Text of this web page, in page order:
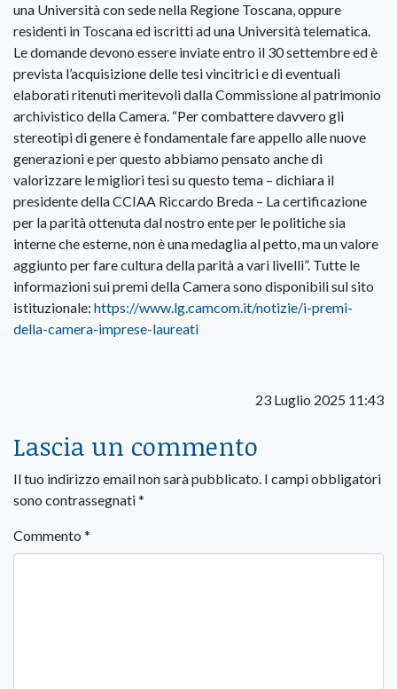
una Università con sede nella Regione Toscana, oppure
residenti in Toscana ed iscritti ad una Università telematica.
Le domande devono essere inviate entro il 30 settembre ed è
prevista l’acquisizione delle tesi vincitrici e di eventuali
elaborati ritenuti meritevoli dalla Commissione al patrimonio
archivistico della Camera. “Per combattere davvero gli
stereotipi di genere è fondamentale fare appello alle nuove
generazioni e per questo abbiamo pensato anche di
valorizzare le migliori tesi su questo tema – dichiara il
presidente della CCIAA Riccardo Breda – La certificazione
per la parità ottenuta dal nostro ente per le politiche sia
interne che esterne, non è una medaglia al petto, ma un valore
aggiunto per fare cultura della parità a vari livelli”. Tutte le
informazioni sui premi della Camera sono disponibili sul sito
istituzionale: https://www.lg.camcom.it/notizie/i-premi-
della-camera-imprese-laureati
23 Luglio 2025 11:43
Lascia un commento
Il tuo indirizzo email non sarà pubblicato. I campi obbligatori
sono contrassegnati*
Commento *